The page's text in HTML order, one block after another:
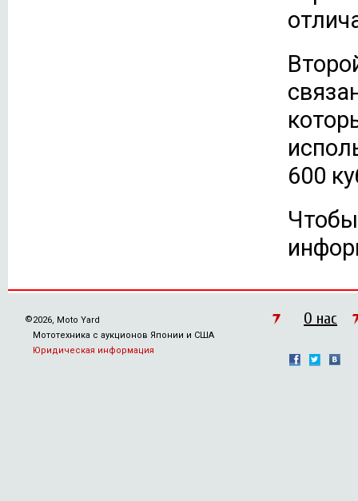
600
©2026, Moto Yard
Мототехника с аукционов Японии и США
Юридическая информация
О нас